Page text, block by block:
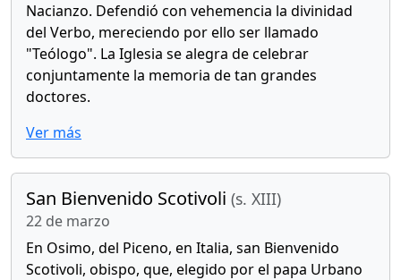
Nacianzo. Defendió con vehemencia la divinidad
del Verbo, mereciendo por ello ser llamado
"Teólogo". La Iglesia se alegra de celebrar
conjuntamente la memoria de tan grandes
doctores.
Ver más
San Bienvenido Scotivoli (s. XIII)
22 de marzo
En Osimo, del Piceno, en Italia, san Bienvenido
Scotivoli, obispo, que, elegido por el papa Urbano